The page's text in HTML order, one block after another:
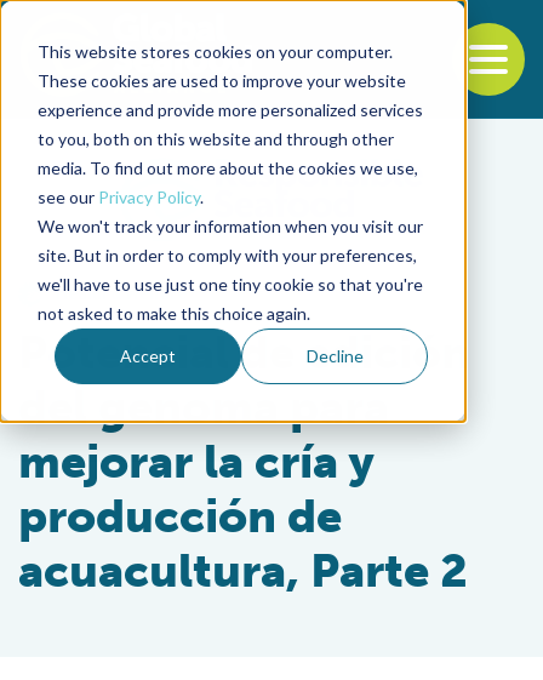
This website stores cookies on your computer.
These cookies are used to improve your website
experience and provide more personalized services
to you, both on this website and through other
media. To find out more about the cookies we use,
see our Privacy Policy.
We won't track your information when you visit our
site. But in order to comply with your preferences,
we'll have to use just one tiny cookie so that you're
not asked to make this choice again.
Accept Decline
Back to the start of the nav
Jump to the end of the navigation
Health & Welfare
Potencial de edición
del genoma para
mejorar la cría y
producción de
acuacultura, Parte 2